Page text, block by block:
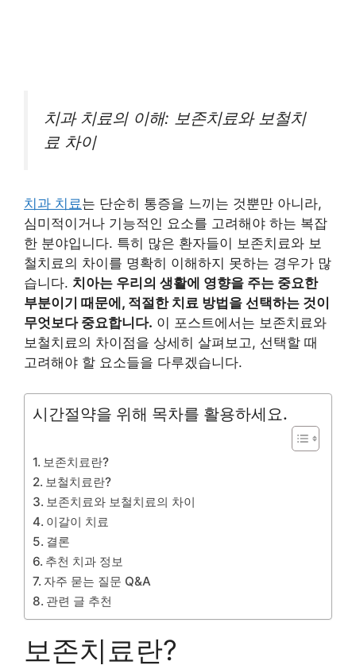
치과 치료의 이해: 보존치료와 보철치
료 차이
치과 치료는 단순히 통증을 느끼는 것뿐만 아니라,
심미적이거나 기능적인 요소를 고려해야 하는 복잡
한 분야입니다. 특히 많은 환자들이 보존치료와 보
철치료의 차이를 명확히 이해하지 못하는 경우가 많
습니다. 치아는 우리의 생활에 영향을 주는 중요한
부분이기 때문에, 적절한 치료 방법을 선택하는 것이
무엇보다 중요합니다. 이 포스트에서는 보존치료와
보철치료의 차이점을 상세히 살펴보고, 선택할 때
고려해야 할 요소들을 다루겠습니다.
시간절약을 위해 목차를 활용하세요.
보존치료란?
보철치료란?
보존치료와 보철치료의 차이
이갈이 치료
결론
추천 치과 정보
자주 묻는 질문 Q&A
관련 글 추천
보존치료란?